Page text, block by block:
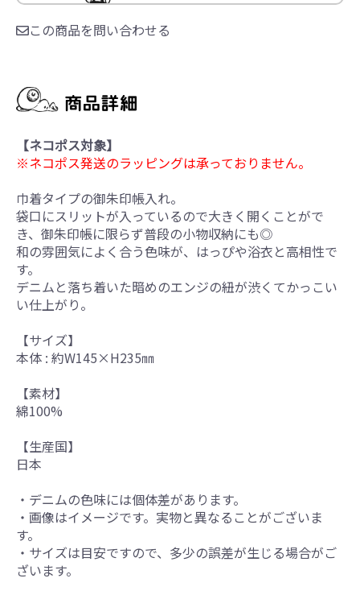
この商品を問い合わせる
【ネコポス対象】
※ネコポス発送のラッピングは承っておりません。
巾着タイプの御朱印帳入れ。
袋口にスリットが入っているので大きく開くことがで
き、御朱印帳に限らず普段の小物収納にも◎
和の雰囲気によく合う色味が、はっぴや浴衣と高相性で
す。
デニムと落ち着いた暗めのエンジの紐が渋くてかっこい
い仕上がり。
【サイズ】
本体 : 約W145×H235㎜
【素材】
綿100%
【生産国】
日本
・デニムの色味には個体差があります。
・画像はイメージです。実物と異なることがございま
す。
・サイズは目安ですので、多少の誤差が生じる場合がご
ざいます。